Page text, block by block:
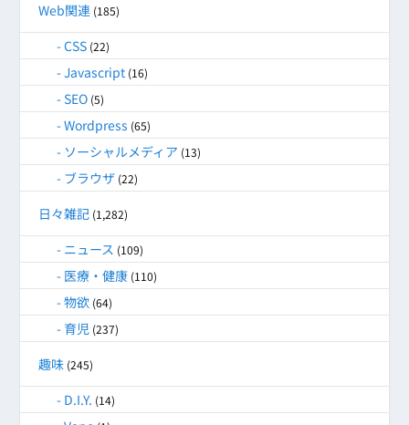
Web関連 (185)
CSS (22)
Javascript (16)
SEO (5)
Wordpress (65)
ソーシャルメディア (13)
ブラウザ (22)
日々雑記 (1,282)
ニュース (109)
医療・健康 (110)
物欲 (64)
育児 (237)
趣味 (245)
D.I.Y. (14)